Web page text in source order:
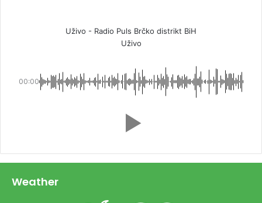
Uživo - Radio Puls Brčko distrikt BiH
Uživo
00:00
Weather